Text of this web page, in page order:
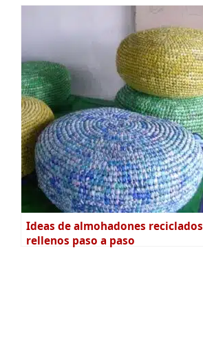
Ideas de almohadones reciclados
rellenos paso a paso